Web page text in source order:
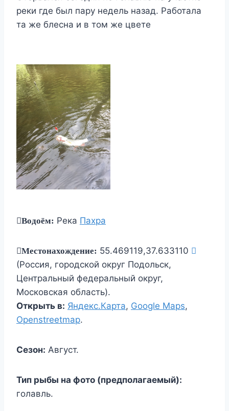
реки где был пару недель назад. Работала
та же блесна и в том же цвете
Водоём: Река Пахра
Местонахождение: 55.469119,37.633110
(Россия, городской округ Подольск,
Центральный федеральный округ,
Московская область).
Открыть в: Яндекс.Карта, Google Maps,
Openstreetmap.
Сезон: Август.
Тип рыбы на фото (предполагаемый):
голавль.